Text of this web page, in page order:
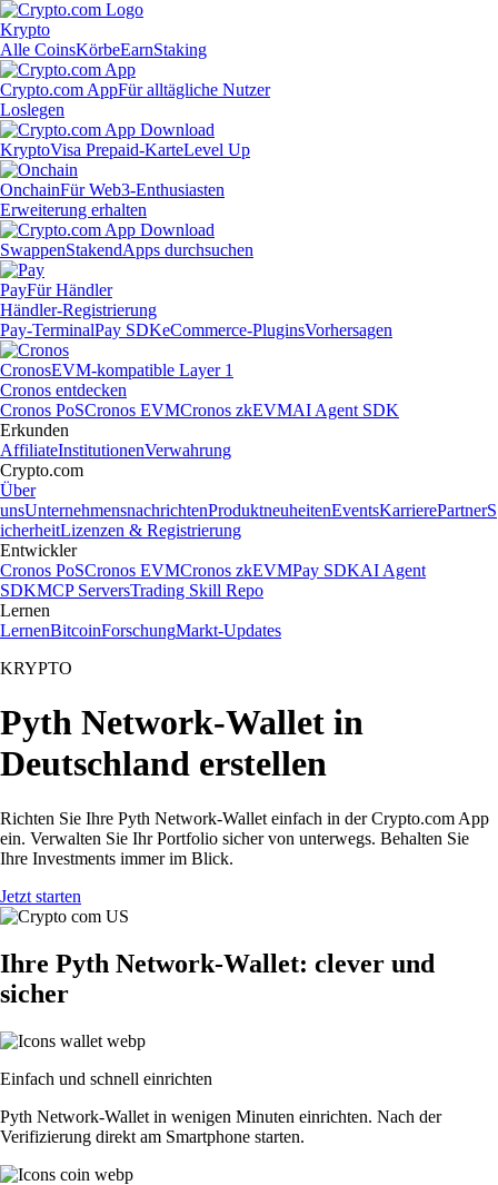
Krypto
Alle CoinsKörbeEarnStaking
Crypto.com AppFür alltägliche Nutzer
Loslegen
KryptoVisa Prepaid-KarteLevel Up
OnchainFür Web3-Enthusiasten
Erweiterung erhalten
SwappenStakendApps durchsuchen
PayFür Händler
Händler-Registrierung
Pay-TerminalPay SDKeCommerce-PluginsVorhersagen
CronosEVM-kompatible Layer 1
Cronos entdecken
Cronos PoSCronos EVMCronos zkEVMAI Agent SDK
Erkunden
AffiliateInstitutionenVerwahrung
Crypto.com
Über
unsUnternehmensnachrichtenProduktneuheitenEventsKarrierePartnerS
icherheitLizenzen & Registrierung
Entwickler
Cronos PoSCronos EVMCronos zkEVMPay SDKAI Agent
SDKMCP ServersTrading Skill Repo
Lernen
LernenBitcoinForschungMarkt-Updates
KRYPTO
Pyth Network-Wallet in
Deutschland erstellen
Richten Sie Ihre Pyth Network-Wallet einfach in der Crypto.com App
ein. Verwalten Sie Ihr Portfolio sicher von unterwegs. Behalten Sie
Ihre Investments immer im Blick.
Jetzt starten
Ihre Pyth Network-Wallet: clever und
sicher
Einfach und schnell einrichten
Pyth Network-Wallet in wenigen Minuten einrichten. Nach der
Verifizierung direkt am Smartphone starten.